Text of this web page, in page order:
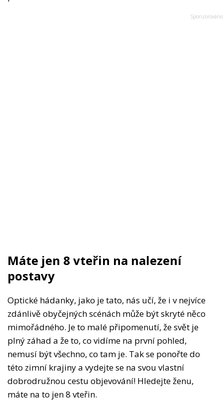
Máte jen 8 vteřin na nalezení
postavy
Optické hádanky, jako je tato, nás učí, že i v nejvíce
zdánlivě obyčejných scénách může být skryté něco
mimořádného. Je to malé připomenutí, že svět je
plný záhad a že to, co vidíme na první pohled,
nemusí být všechno, co tam je. Tak se ponořte do
této zimní krajiny a vydejte se na svou vlastní
dobrodružnou cestu objevování! Hledejte ženu,
máte na to jen 8 vteřin.